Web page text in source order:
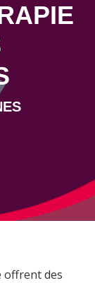
offrent des